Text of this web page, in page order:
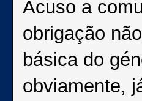
Acuso a
obrigação
básica do
obviamente,